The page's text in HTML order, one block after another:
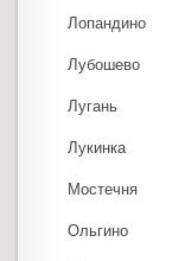
Лопандино
Лубошево
Лугань
Лукинка
Мостечня
Ольгино